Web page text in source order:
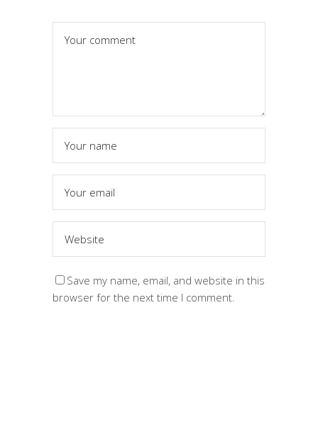
Save my name, email, and website in this
browser for the next time I comment.